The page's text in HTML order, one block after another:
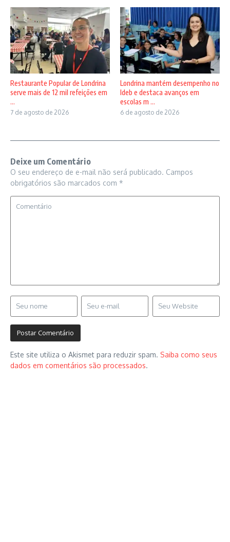
Restaurante Popular de Londrina
serve mais de 12 mil refeições em
...
7 de agosto de 2026
Londrina mantém desempenho no
Ideb e destaca avanços em
escolas m ...
6 de agosto de 2026
Deixe um Comentário
O seu endereço de e-mail não será publicado. Campos
obrigatórios são marcados com *
Este site utiliza o Akismet para reduzir spam. Saiba como seus
dados em comentários são processados.